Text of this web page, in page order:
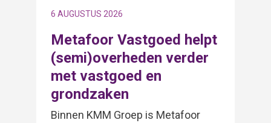
6 AUGUSTUS 2026
Metafoor Vastgoed helpt
(semi)overheden verder
met vastgoed en
grondzaken
Binnen KMM Groep is Metafoor